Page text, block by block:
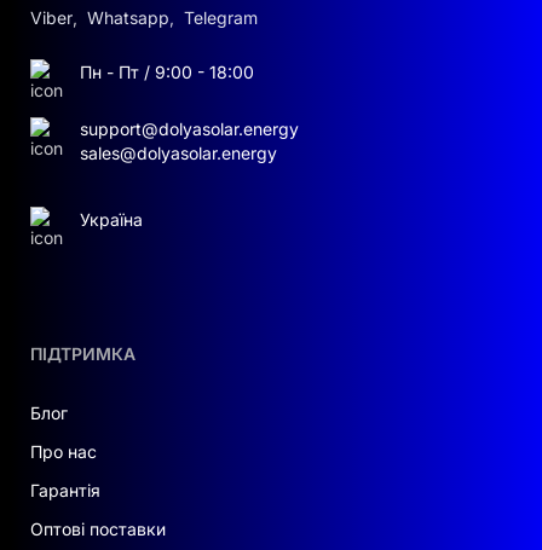
ПІДТРИМКА
Блог
Про нас
Гарантія
Оптові поставки
Viber, Whatsapp, Telegram
Пн - Пт / 9:00 - 18:00
support@dolyasolar.energy
sales@dolyasolar.energy
Україна